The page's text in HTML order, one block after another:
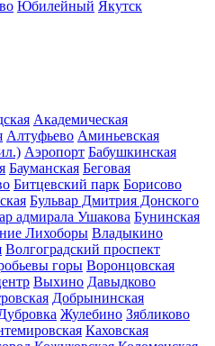
Юбилейный Якутск
Академическая
Алтуфьево Аминьевская
Аэропорт Бабушкинская
Бауманская Беговая
Битцевский парк Борисово
Бульвар Дмитрия Донского
адмирала Ушакова Бунинская
Лихоборы Владыкино
Волгоградский проспект
горы Воронцовская
Выхино Давыдково
Добрынинская
Жулебино Зябликово
Каховская